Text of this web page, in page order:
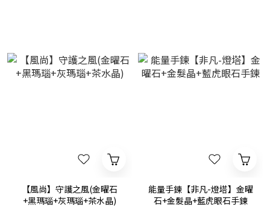
【風尚】守護之風(金曜石
+黑瑪瑙+灰瑪瑙+茶水晶)
能量手鍊【非凡-燈塔】金曜
石+金髮晶+藍虎眼石手鍊